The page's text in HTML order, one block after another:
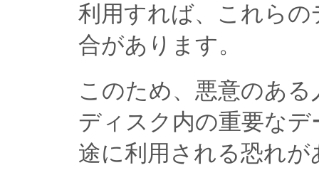
利用すれば、これら
合があります。
このため、悪意のあ
ディスク内の重要な
途に利用される恐れが